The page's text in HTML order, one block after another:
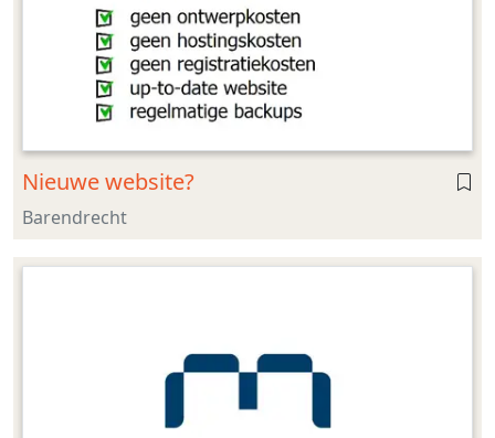
Nieuwe website?
Barendrecht